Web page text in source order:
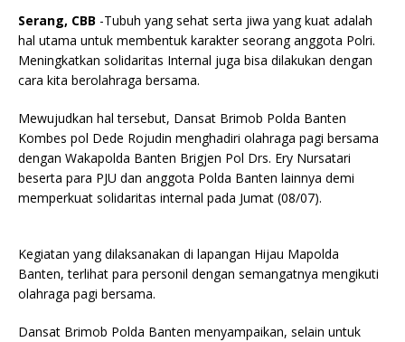
Serang, CBB -Tubuh yang sehat serta jiwa yang kuat adalah
hal utama untuk membentuk karakter seorang anggota Polri.
Meningkatkan solidaritas Internal juga bisa dilakukan dengan
cara kita berolahraga bersama.
Mewujudkan hal tersebut, Dansat Brimob Polda Banten
Kombes pol Dede Rojudin menghadiri olahraga pagi bersama
dengan Wakapolda Banten Brigjen Pol Drs. Ery Nursatari
beserta para PJU dan anggota Polda Banten lainnya demi
memperkuat solidaritas internal pada Jumat (08/07).
Kegiatan yang dilaksanakan di lapangan Hijau Mapolda
Banten, terlihat para personil dengan semangatnya mengikuti
olahraga pagi bersama.
Dansat Brimob Polda Banten menyampaikan, selain untuk